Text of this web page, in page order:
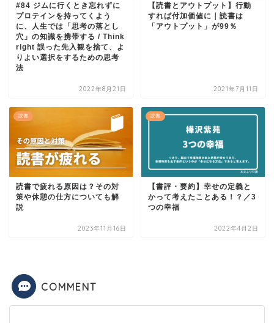
#84 ジムに行くとき忘れずに
プロテインを持ってくよう
に、人生では「思考の落とし
穴」の知識を携帯する / Think
right 誤った先入観を捨て、よ
りよい選択をするための思考
法
2022年8月21日
【読書とアウトプット】行動
すれば付加価値に｜読書は
「アウトプット」が99％
2021年7月11日
読書
読書で疲れる原因は？その対
策や休憩の仕方についても解
説
2023年11月16日
読書
【書評・要約】幸せの定義と
かって考えたことある！？／3
つの幸福
2022年4月2日
COMMENT